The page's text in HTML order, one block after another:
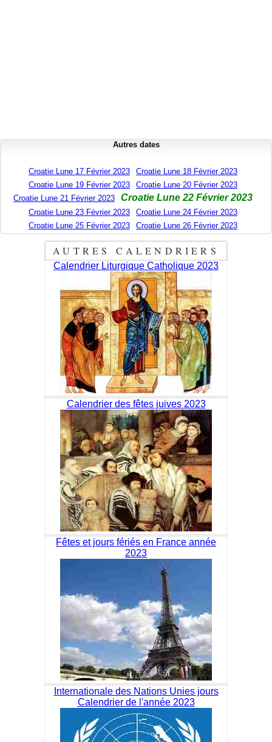
Autres dates
Croatie Lune 17 Février 2023
Croatie Lune 18 Février 2023
Croatie Lune 19 Février 2023
Croatie Lune 20 Février 2023
Croatie Lune 21 Février 2023
Croatie Lune 22 Février 2023
Croatie Lune 23 Février 2023
Croatie Lune 24 Février 2023
Croatie Lune 25 Février 2023
Croatie Lune 26 Février 2023
AUTRES CALENDRIERS
Calendrier Liturgique Catholique 2023
Calendrier des fêtes juives 2023
Fêtes et jours fériés en France année
2023
Internationale des Nations Unies jours
Calendrier de l'année 2023